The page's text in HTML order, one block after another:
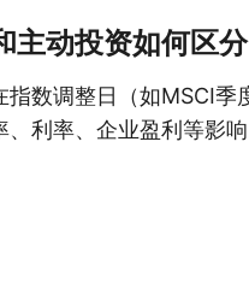
主动投资如何区分
指数调整日（如MSCI
、利率、企业盈利等影